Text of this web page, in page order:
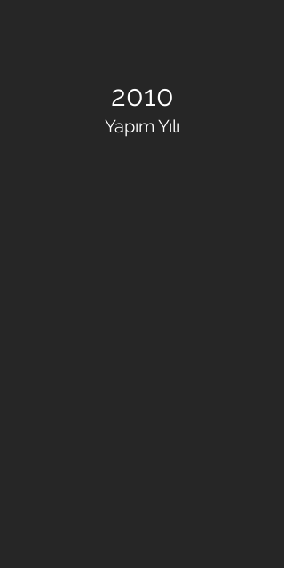
2010
Yapım Yılı